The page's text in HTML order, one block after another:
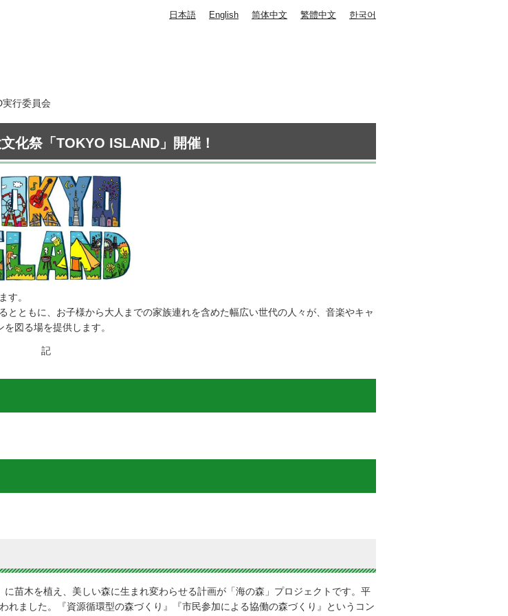
日本語 English 简体中文 繁體中文 한국어
行委員会
化祭「TOKYO ISLAND」開催！
す。
ともに、お子様から大人までの家族連れを含めた幅広い世代の人々が、音楽やキャ
図る場を提供します。
記
苗木を植え、美しい森に生まれ変わらせる計画が「海の森」プロジェクトです。平
ました。『資源循環型の森づくり』『市民参加による協働の森づくり』というコン